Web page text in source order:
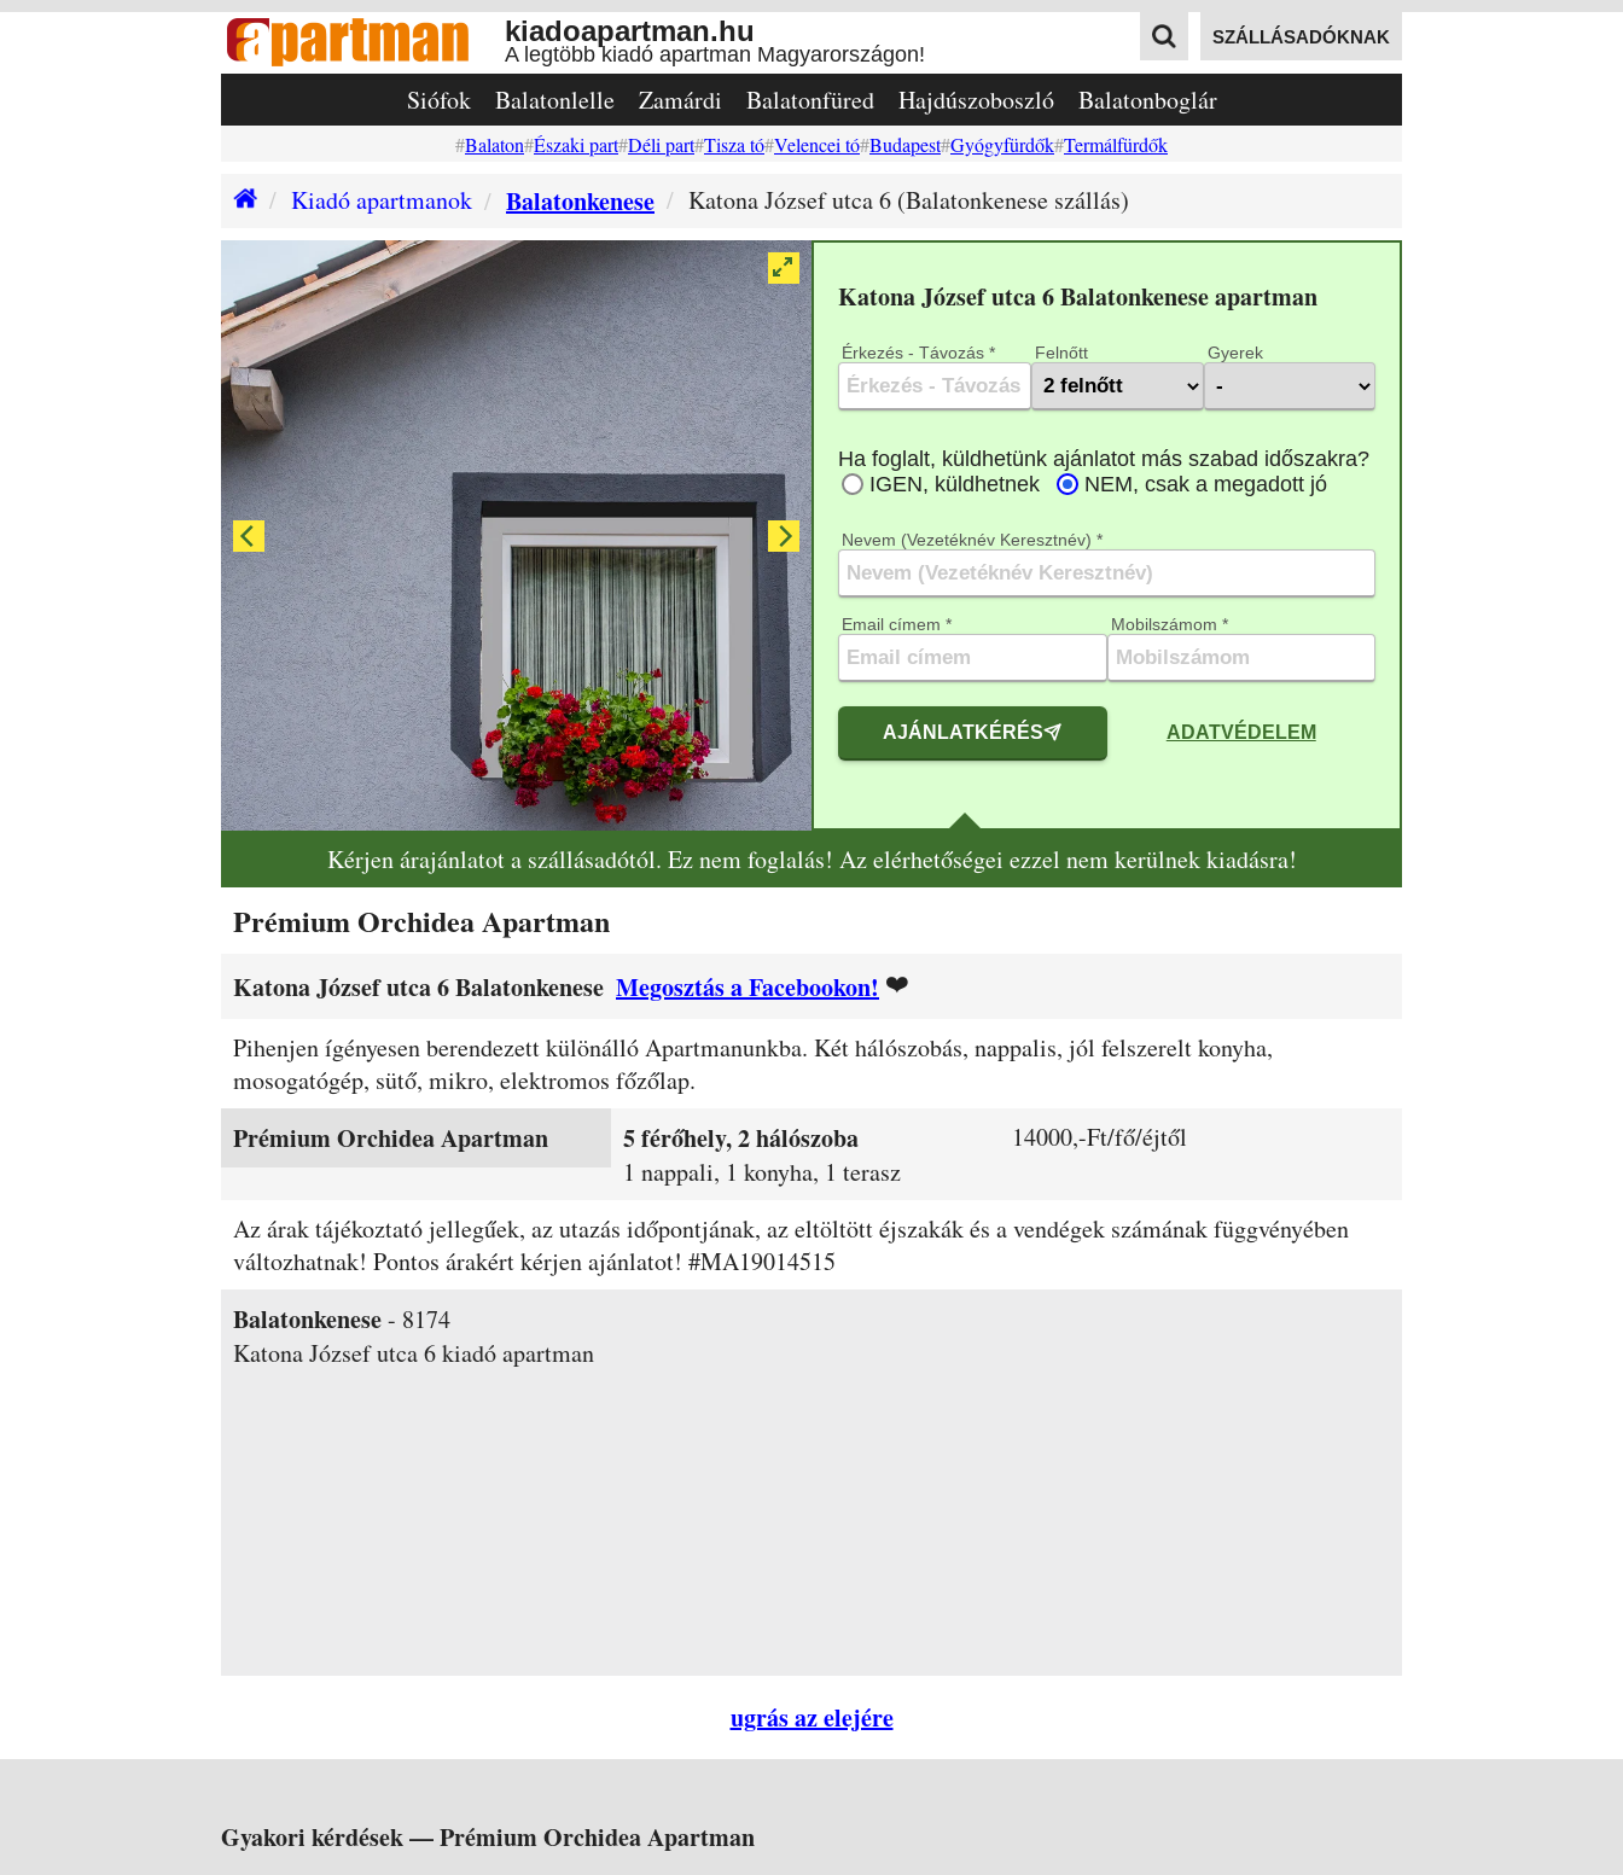
kiadoapartman.hu
A legtöbb kiadó apartman Magyarországon!
SZÁLLÁSADÓKNAK
Siófok Balatonlelle Zamárdi Balatonfüred Hajdúszoboszló Balatonboglár
Balaton Északi part Déli part Tisza tó Velencei tó Budapest Gyógyfürdők Termálfürdők
Kiadó apartmanok Balatonkenese Katona József utca 6 (Balatonkenese szállás)
Kérjen árajánlatot a szállásadótól. Ez nem foglalás! Az elérhetőségei ezzel nem kerülnek kiadásra!
Katona József utca 6 Balatonkenese apartman
Érkezés - Távozás * Felnőtt Gyerek
Nevem (Vezetéknév Keresztnév) *
Email címem * Mobilszámom *
AJÁNLATKÉRÉS ADATVÉDELEM
Prémium Orchidea Apartman
Katona József utca 6 Balatonkenese Megosztás a Facebookon! ❤️
Leírás
Pihenjen ígényesen berendezett különálló Apartmanunkba. Két hálószobás, nappalis, jól felszerelt konyha,
mosogatógép, sütő, mikro, elektromos főzőlap.
Szobák és árak
Prémium Orchidea Apartman 5 férőhely, 2 hálószoba
1 nappali, 1 konyha, 1 terasz
14000,-Ft/fő/éjtől
Az árak tájékoztató jellegűek, az utazás időpontjának, az eltöltött éjszakák és a vendégek számának függvényében
változhatnak! Pontos árakért kérjen ajánlatot! #MA19014515
Balatonkenese- 8174
Katona József utca 6kiadó apartman
ugrás az elejére
Gyakori kérdések —Prémium Orchidea Apartman